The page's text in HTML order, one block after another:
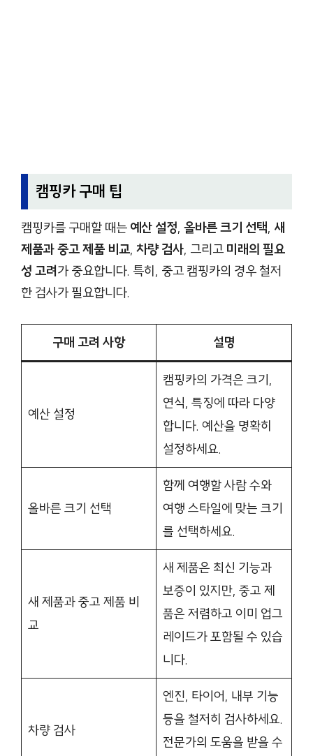
캠핑카 구매 팁
캠핑카를 구매할 때는 예산 설정, 올바른 크기 선택, 새
제품과 중고 제품 비교, 차량 검사, 그리고 미래의 필요
성 고려가 중요합니다. 특히, 중고 캠핑카의 경우 철저
한 검사가 필요합니다.
구매 고려 사항 설명
예산 설정
캠핑카의 가격은 크기,
연식, 특징에 따라 다양
합니다. 예산을 명확히
설정하세요.
올바른 크기 선택
함께 여행할 사람 수와
여행 스타일에 맞는 크기
를 선택하세요.
새 제품과 중고 제품 비
교
새 제품은 최신 기능과
보증이 있지만, 중고 제
품은 저렴하고 이미 업그
레이드가 포함될 수 있습
니다.
차량 검사
엔진, 타이어, 내부 기능
등을 철저히 검사하세요.
전문가의 도움을 받을 수